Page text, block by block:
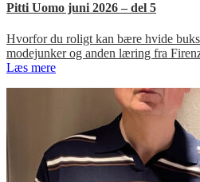
Pitti Uomo juni 2026 – del 5
Hvorfor du roligt kan bære hvide
modejunker og anden læring fra
Læs mere